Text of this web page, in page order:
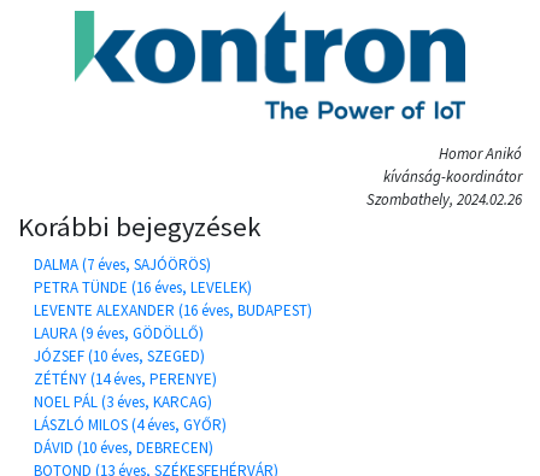
Homor Anikó
kívánság-koordinátor
Szombathely, 2024.02.26
Korábbi bejegyzések
DALMA (7 éves, SAJÓÖRÖS)
PETRA TÜNDE (16 éves, LEVELEK)
LEVENTE ALEXANDER (16 éves, BUDAPEST)
LAURA (9 éves, GÖDÖLLŐ)
JÓZSEF (10 éves, SZEGED)
ZÉTÉNY (14 éves, PERENYE)
NOEL PÁL (3 éves, KARCAG)
LÁSZLÓ MILOS (4 éves, GYŐR)
DÁVID (10 éves, DEBRECEN)
BOTOND (13 éves, SZÉKESFEHÉRVÁR)